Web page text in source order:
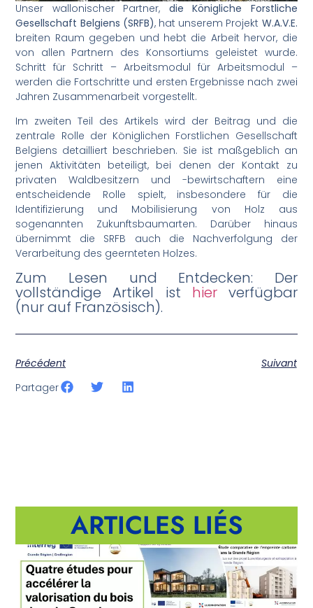
Unser wallonischer Partner, die Königliche Forstliche
Gesellschaft Belgiens (SRFB), hat unserem Projekt W.A.V.E.
breiten Raum gegeben und hebt die Arbeit hervor, die
von allen Partnern des Konsortiums geleistet wurde.
Schritt für Schritt – Arbeitsmodul für Arbeitsmodul –
werden die Fortschritte und ersten Ergebnisse nach zwei
Jahren Zusammenarbeit vorgestellt.
Im zweiten Teil des Artikels wird der Beitrag und die
zentrale Rolle der Königlichen Forstlichen Gesellschaft
Belgiens detailliert beschrieben. Sie ist maßgeblich an
jenen Aktivitäten beteiligt, bei denen der Kontakt zu
privaten Waldbesitzern und -bewirtschaftern eine
entscheidende Rolle spielt, insbesondere für die
Identifizierung und Mobilisierung von Holz aus
sogenannten Zukunftsbaumarten. Darüber hinaus
übernimmt die SRFB auch die Nachverfolgung der
Verarbeitung des geernteten Holzes.
Zum Lesen und Entdecken: Der
vollständige Artikel ist hierverfügbar
(nur auf Französisch).
Précédent
Suivant
Partager
ARTICLES LIÉS